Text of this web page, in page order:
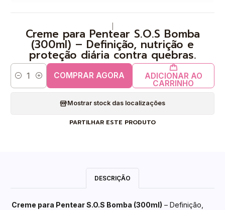
Creme para Pentear S.O.S Bomba
(300ml) – Definição, nutrição e
proteção diária contra quebras.
Quantidade ADICIONAR AO
CARRINHO
COMPRAR AGORA
Mostrar stock das localizações
PARTILHAR ESTE PRODUTO
DESCRIÇÃO
Creme para Pentear S.O.S Bomba (300ml) – Definição,